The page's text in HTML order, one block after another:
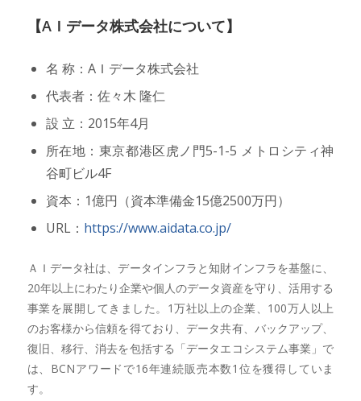
【AＩデータ株式会社について】
名 称：AＩデータ株式会社
代表者：佐々木 隆仁
設 立：2015年4月
所在地：東京都港区虎ノ門5-1-5 メトロシティ神
谷町ビル4F
資本：1億円（資本準備金15億2500万円）
URL： https://www.aidata.co.jp/
ＡＩデータ社は、データインフラと知財インフラを基盤に、
20年以上にわたり企業や個人のデータ資産を守り、活用する
事業を展開してきました。1万社以上の企業、100万人以上
のお客様から信頼を得ており、データ共有、バックアップ、
復旧、移行、消去を包括する「データエコシステム事業」で
は、BCNアワードで16年連続販売本数1位を獲得していま
す。